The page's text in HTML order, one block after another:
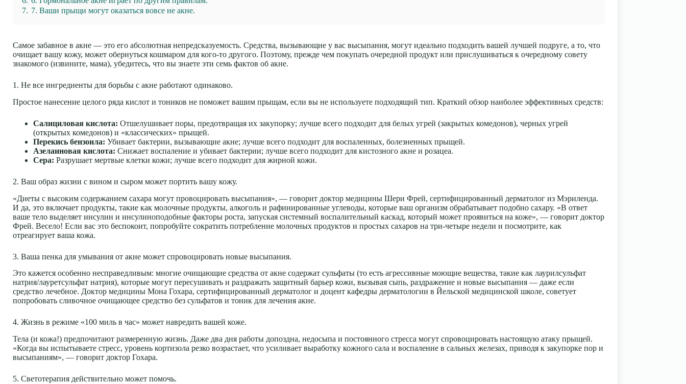
7. 7. Ваши прыщи могут оказаться вовсе не акне.
Самое забавное в акне — это его абсолютная непредсказуемость. Средства, вызывающие у вас высыпания, могут идеально подходить вашей лучшей подруге, а то, что
очищает вашу кожу, может обернуться кошмаром для кого-то другого. Поэтому, прежде чем покупать очередной продукт или прислушиваться к очередному совету
знакомого (извините, мама), убедитесь, что вы знаете эти семь фактов об акне.
1. Не все ингредиенты для борьбы с акне работают одинаково.
Простое нанесение целого ряда кислот и тоников не поможет вашим прыщам, если вы не используете подходящий тип. Краткий обзор наиболее эффективных средств:
Салициловая кислота: Отшелушивает поры, предотвращая их закупорку; лучше всего подходит для белых угрей (закрытых комедонов), черных угрей
(открытых комедонов) и «классических» прыщей.
Перекись бензоила: Убивает бактерии, вызывающие акне; лучше всего подходит для воспаленных, болезненных прыщей.
Азелаиновая кислота: Снижает воспаление и убивает бактерии; лучше всего подходит для кистозного акне и розацеа.
Сера: Разрушает мертвые клетки кожи; лучше всего подходит для жирной кожи.
2. Ваш образ жизни с вином и сыром может портить вашу кожу.
«Диеты с высоким содержанием сахара могут провоцировать высыпания», — говорит доктор медицины Шери Фрей, сертифицированный дерматолог из Мэриленда.
И да, это включает продукты, такие как молочные продукты, алкоголь и рафинированные углеводы, которые ваш организм обрабатывает подобно сахару. «В ответ
ваше тело выделяет инсулин и инсулиноподобные факторы роста, запуская системный воспалительный каскад, который может проявиться на коже», — говорит доктор
Фрей. Весело! Если вас это беспокоит, попробуйте сократить потребление молочных продуктов и простых сахаров на три-четыре недели и посмотрите, как
отреагирует ваша кожа.
3. Ваша пенка для умывания от акне может спровоцировать новые высыпания.
Это кажется особенно несправедливым: многие очищающие средства от акне содержат сульфаты (то есть агрессивные моющие вещества, такие как лаурилсульфат
натрия/лауретсульфат натрия), которые могут пересушивать и раздражать защитный барьер кожи, вызывая сыпь, раздражение и новые высыпания — даже если
средство лечебное. Доктор медицины Мона Гохара, сертифицированный дерматолог и доцент кафедры дерматологии в Йельской медицинской школе, советует
попробовать сливочное очищающее средство без сульфатов и тоник для лечения акне.
4. Жизнь в режиме «100 миль в час» может навредить вашей коже.
Тела (и кожа!) предпочитают размеренную жизнь. Даже два дня работы допоздна, недосыпа и постоянного стресса могут спровоцировать настоящую атаку прыщей.
«Когда вы испытываете стресс, уровень кортизола резко возрастает, что усиливает выработку кожного сала и воспаление в сальных железах, приводя к закупорке пор и
высыпаниям», — говорит доктор Гохара.
5. Светотерапия действительно может помочь.